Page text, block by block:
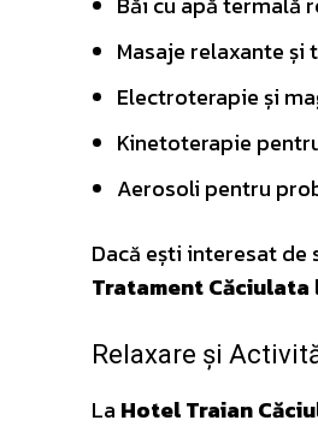
Masaje relaxante și
Electroterapie și
Kinetoterapie
Aerosoli pentru
Dacă ești interesat de
Tratament Căciulata
Relaxare și
La Hotel Traian